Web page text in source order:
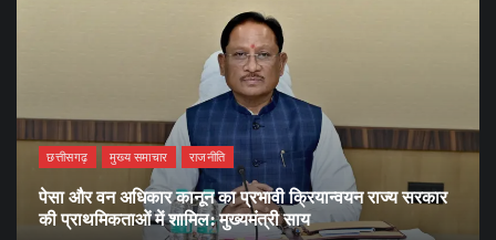
छत्तीसगढ़ मुख्य समाचार राजनीति
पेसा और वन अधिकार कानून का प्रभावी क्रियान्वयन राज्य सरकार
की प्राथमिकताओं में शामिल: मुख्यमंत्री साय